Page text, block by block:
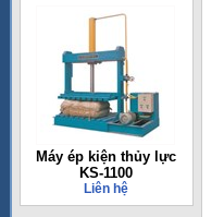
Máy ép kiện thủy lực
KS-1100
Liên hệ